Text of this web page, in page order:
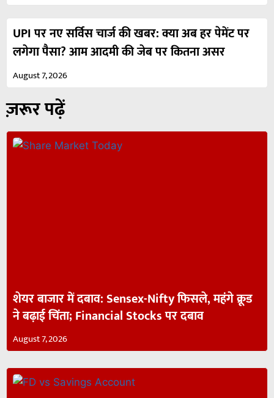
UPI पर नए सर्विस चार्ज की खबर: क्या अब हर पेमेंट पर
लगेगा पैसा? आम आदमी की जेब पर कितना असर
August 7, 2026
ज़रूर पढ़ें
शेयर बाजार में दबाव: Sensex-Nifty फिसले, महंगे क्रूड
ने बढ़ाई चिंता; Financial Stocks पर दबाव
August 7, 2026